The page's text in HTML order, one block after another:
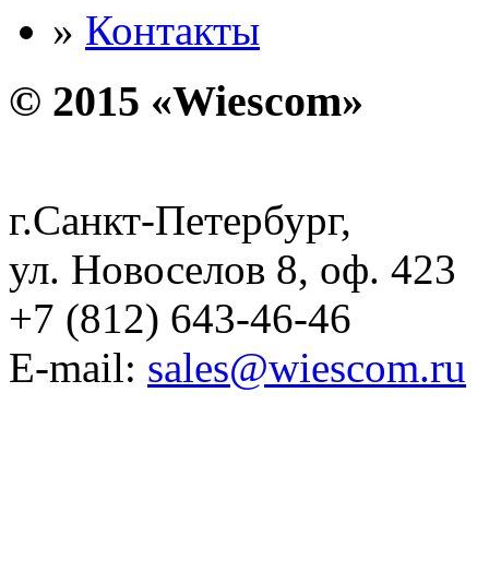
» Контакты
© 2015 «Wiescom»
г.Санкт-Петербург,
ул. Новоселов 8, оф. 423
+7 (812) 643-46-46
E-mail: sales@wiescom.ru